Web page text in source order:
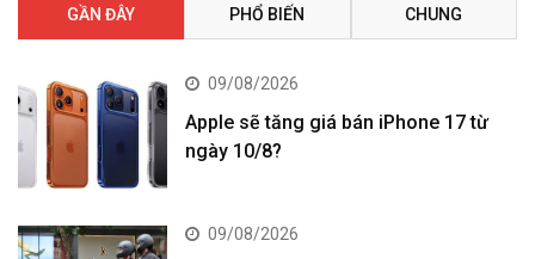
GẦN ĐÂY PHỔ BIẾN CHUNG
09/08/2026
Apple sẽ tăng giá bán iPhone 17 từ
ngày 10/8?
09/08/2026